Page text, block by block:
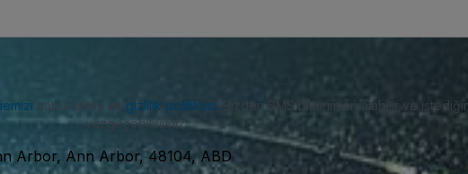
kabul etmiş ve gizlilik politikası . Bizden SMS bildirimleri alabilir ve
vazgeçebilirsiniz.
Arbor, Ann Arbor, 48104, ABD